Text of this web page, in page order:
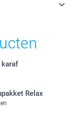
karaf
Relax